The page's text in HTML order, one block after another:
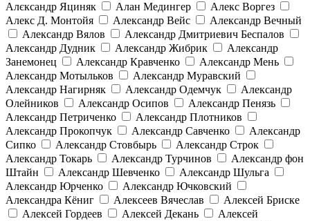
Алєксандр Яциняк
Алан Медингер
Алекс Воргез
Алекс Д. Монтойя
Александр Вейс
Александр Вечный
Александр Вялов
Александр Дмитриевич Беспалов
Александр Дудник
Александр Жибрик
Александр
Занемонец
Александр Кравченко
Александр Мень
Александр Мотыльков
Александр Муравский
Александр Нагирняк
Александр Одемчук
Александр
Олейников
Александр Осипов
Александр Пенязь
Александр Петриченко
Александр Плотников
Александр Прокопчук
Александр Савченко
Александр
Сипко
Александр Стовбырь
Александр Строк
Александр Токарь
Александр Турчинов
Александр фон
Штайн
Александр Шевченко
Александр Шульга
Александр Юрченко
Александр Ючковский
Александра Кёниг
Алексеев Вячеслав
Алексей Бриске
Алексей Гордеев
Алексей Декань
Алексей